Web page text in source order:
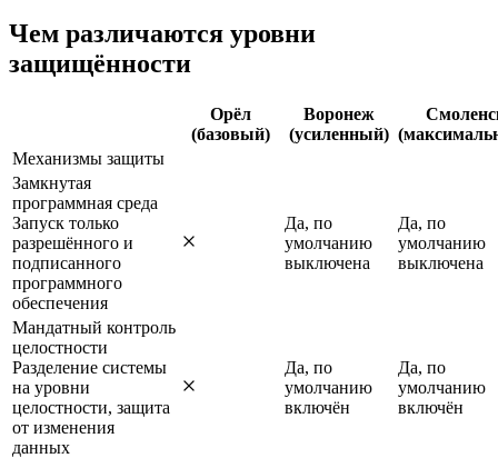
Чем различаются уровни
защищённости
Орёл
(базовый)
Воронеж
(усиленный)
Механизмы защиты
Замкнутая
программная среда
Запуск только
разрешённого и
подписанного
программного
обеспечения
Да, по
умолчанию
выключена
Да, по
умолчанию
выключена
Мандатный контроль
целостности
Разделение системы
на уровни
целостности, защита
от изменения
данных
Да, по
умолчанию
включён
Да, по
умолчанию
включён